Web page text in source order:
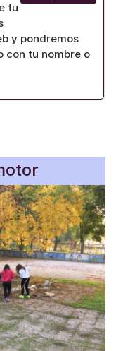
tu
y pondremos
con tu nombre o